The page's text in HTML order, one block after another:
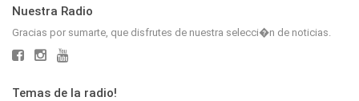
DEJAR MENSAJE
Nuestra Radio
Gracias por sumarte, que disfrutes de nuestra selecci�n de noticias.
Temas de la radio!